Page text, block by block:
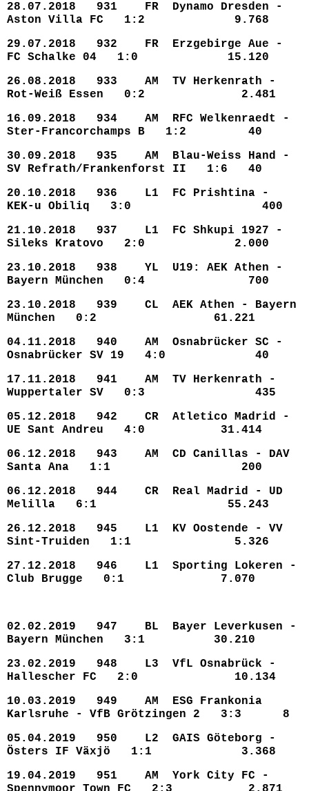
28.07.2018 931 FR Dynamo Dresden -
Aston Villa FC 1:2 9.768
29.07.2018 932 FR Erzgebirge Aue -
FC Schalke 04 1:0 15.120
26.08.2018 933 AM TV Herkenrath -
Rot-Weiß Essen 0:2 2.481
16.09.2018 934 AM RFC Welkenraedt -
Ster-Francorchamps B 1:2 40
30.09.2018 935 AM Blau-Weiss Hand -
SV Refrath/Frankenforst II 1:6 40
20.10.2018 936 L1 FC Prishtina -
KEK-u Obiliq 3:0 400
21.10.2018 937 L1 FC Shkupi 1927 -
Sileks Kratovo 2:0 2.000
23.10.2018 938 YL U19: AEK Athen -
Bayern München 0:4 700
23.10.2018 939 CL AEK Athen - Bayern
München 0:2 61.221
04.11.2018 940 AM Osnabrücker SC -
Osnabrücker SV 19 4:0 40
17.11.2018 941 AM TV Herkenrath -
Wuppertaler SV 0:3 435
05.12.2018 942 CR Atletico Madrid -
UE Sant Andreu 4:0 31.414
06.12.2018 943 AM CD Canillas - DAV
Santa Ana 1:1 200
06.12.2018 944 CR Real Madrid - UD
Melilla 6:1 55.243
26.12.2018 945 L1 KV Oostende - VV
Sint-Truiden 1:1 5.326
27.12.2018 946 L1 Sporting Lokeren -
Club Brugge 0:1 7.070
02.02.2019 947 BL Bayer Leverkusen -
Bayern München 3:1 30.210
23.02.2019 948 L3 VfL Osnabrück -
Hallescher FC 2:0 10.134
10.03.2019 949 AM ESG Frankonia
Karlsruhe - VfB Grötzingen 2 3:3 8
05.04.2019 950 L2 GAIS Göteborg -
Östers IF Växjö 1:1 3.368
19.04.2019 951 AM York City FC -